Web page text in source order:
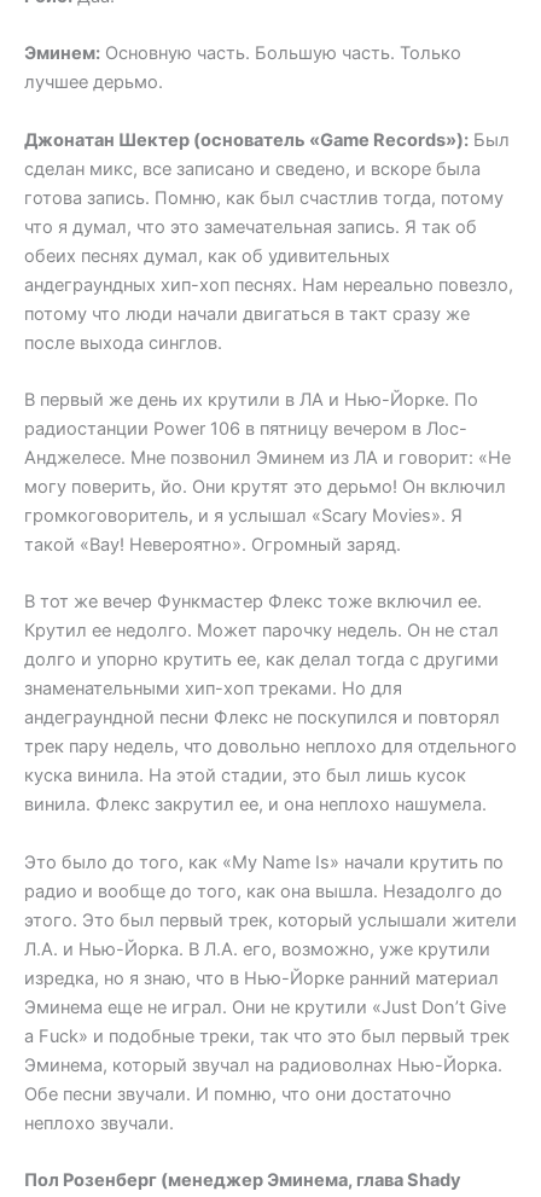
Эминем: Основную часть. Большую часть. Только
лучшее дерьмо.
Джонатан Шектер (основатель «Game Records»): Был
сделан микс, все записано и сведено, и вскоре была
готова запись. Помню, как был счастлив тогда, потому
что я думал, что это замечательная запись. Я так об
обеих песнях думал, как об удивительных
андеграундных хип-хоп песнях. Нам нереально повезло,
потому что люди начали двигаться в такт сразу же
после выхода синглов.
В первый же день их крутили в ЛА и Нью-Йорке. По
радиостанции Power 106 в пятницу вечером в Лос-
Анджелесе. Мне позвонил Эминем из ЛА и говорит: «Не
могу поверить, йо. Они крутят это дерьмо! Он включил
громкоговоритель, и я услышал «Scary Movies». Я
такой «Вау! Невероятно». Огромный заряд.
В тот же вечер Функмастер Флекс тоже включил ее.
Крутил ее недолго. Может парочку недель. Он не стал
долго и упорно крутить ее, как делал тогда с другими
знаменательными хип-хоп треками. Но для
андеграундной песни Флекс не поскупился и повторял
трек пару недель, что довольно неплохо для отдельного
куска винила. На этой стадии, это был лишь кусок
винила. Флекс закрутил ее, и она неплохо нашумела.
Это было до того, как «My Name Is» начали крутить по
радио и вообще до того, как она вышла. Незадолго до
этого. Это был первый трек, который услышали жители
Л.А. и Нью-Йорка. В Л.А. его, возможно, уже крутили
изредка, но я знаю, что в Нью-Йорке ранний материал
Эминема еще не играл. Они не крутили «Just Don’t Give
a Fuck» и подобные треки, так что это был первый трек
Эминема, который звучал на радиоволнах Нью-Йорка.
Обе песни звучали. И помню, что они достаточно
неплохо звучали.
Пол Розенберг (менеджер Эминема, глава Shady